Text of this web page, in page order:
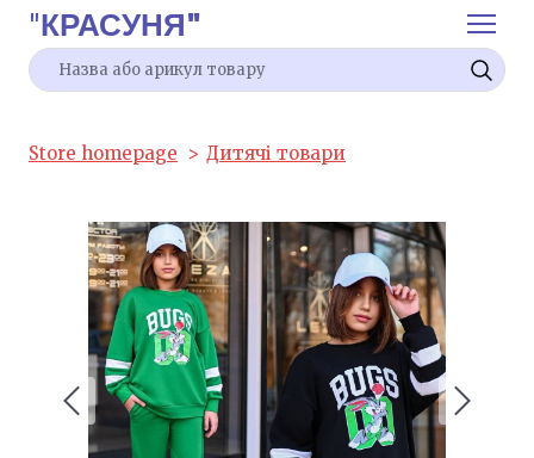
"КРАСУНЯ"
Store homepage Дитячі товари